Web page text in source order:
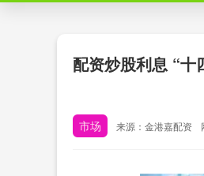
配资炒股利息 “十
市场 来源：金港嘉配资